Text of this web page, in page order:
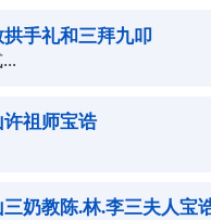
拱手礼和三拜九叩
许祖师宝诰
三奶教陈.林.李三夫人宝